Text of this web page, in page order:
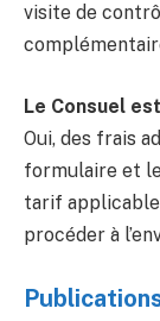
visite de
Le Consuel
Oui, des frais
formulaire et
tarif
procéder à